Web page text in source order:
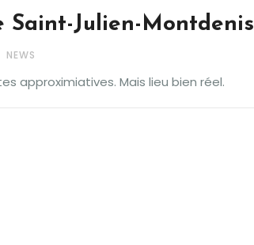
Saint-Julien-Montdenis
NEWS
approximiatives. Mais lieu bien réel.